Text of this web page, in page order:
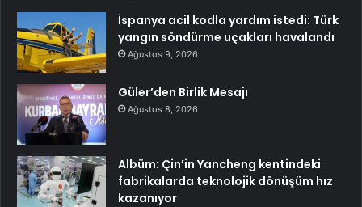
İspanya acil kodla yardım istedi: Türk
yangın söndürme uçakları havalandı
Ağustos 9, 2026
Güler’den Birlik Mesajı
Ağustos 8, 2026
Albüm: Çin’in Yancheng kentindeki
fabrikalarda teknolojik dönüşüm hız
kazanıyor